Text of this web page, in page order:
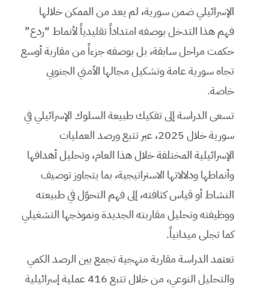
الإسرائيلي ضمن سورية، لم يعد من الممكن خلالها
فهم هذا التدخل بوصفه امتداداً تقليدياً لأنماط “ردع”
حكمت مراحل سابقة، بل بوصفه جزءاً من مقاربة أوسع
تجاه سورية عامة وتشكيل مجالها الأمني الجنوبي
خاصة.
تسعى الدراسة إلى تفكيك طبيعة السلوك الإسرائيلي في
سورية خلال 2025، عبر تتبع ورصد العمليات
الإسرائيلية المختلفة خلال هذا العام، وتحليل أهدافها
وأنماطها ودلالاتها الاستراتيجية، بما يتجاوز توصيف
النشاط أو قياس كثافته، إلى فهم التحوّل في طبيعته
ووظيفته وتحليل مقاربته الجديدة ونموذجها التشغيلي
كما تجلى ميدانياً.
⁠تعتمد الدراسة مقاربة منهجية تجمع بين الرصد الكمي
والتحليل النوعي، من خلال تتبع 416 عملية إسرائيلية